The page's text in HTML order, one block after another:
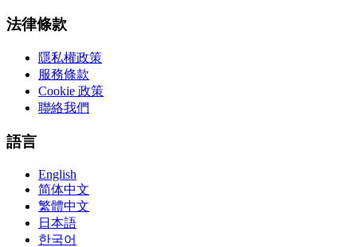
法律條款
隱私權政策
服務條款
Cookie 政策
聯絡我們
語言
English
简体中文
繁體中文
日本語
한국어